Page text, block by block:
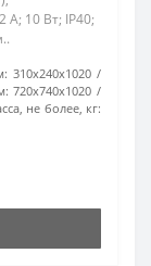
А; 10 Вт; IP40;
310x240x1020
720х740х1020
не более, кг: